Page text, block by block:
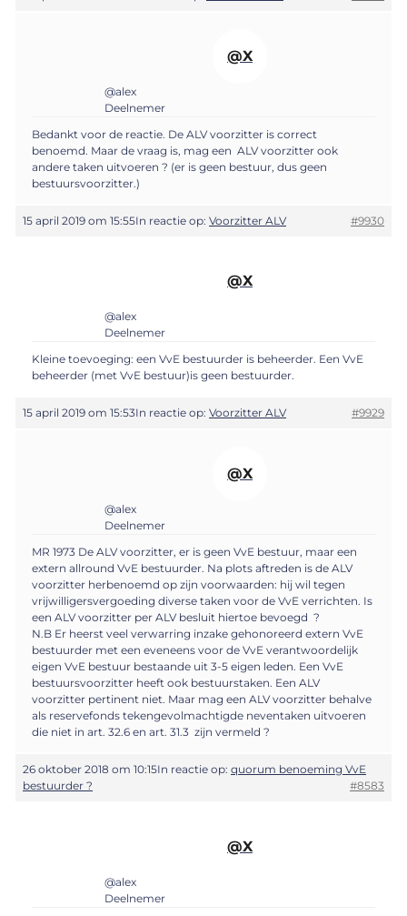
@X
@alex
Deelnemer
Bedankt voor de reactie. De ALV voorzitter is correct
benoemd. Maar de vraag is, mag een ALV voorzitter ook
andere taken uitvoeren ? (er is geen bestuur, dus geen
bestuursvoorzitter.)
15 april 2019 om 15:55In reactie op: Voorzitter ALV #9930
@X
@alex
Deelnemer
Kleine toevoeging: een VvE bestuurder is beheerder. Een VvE
beheerder (met VvE bestuur)is geen bestuurder.
15 april 2019 om 15:53In reactie op: Voorzitter ALV #9929
@X
@alex
Deelnemer
MR 1973 De ALV voorzitter, er is geen VvE bestuur, maar een
extern allround VvE bestuurder. Na plots aftreden is de ALV
voorzitter herbenoemd op zijn voorwaarden: hij wil tegen
vrijwilligersvergoeding diverse taken voor de VvE verrichten. Is
een ALV voorzitter per ALV besluit hiertoe bevoegd ?
N.B Er heerst veel verwarring inzake gehonoreerd extern VvE
bestuurder met een eveneens voor de VvE verantwoordelijk
eigen VvE bestuur bestaande uit 3-5 eigen leden. Een VvE
bestuursvoorzitter heeft ook bestuurstaken. Een ALV
voorzitter pertinent niet. Maar mag een ALV voorzitter behalve
als reservefonds tekengevolmachtigde neventaken uitvoeren
die niet in art. 32.6 en art. 31.3 zijn vermeld ?
26 oktober 2018 om 10:15In reactie op: quorum benoeming VvE
bestuurder ?
#8583
@X
@alex
Deelnemer